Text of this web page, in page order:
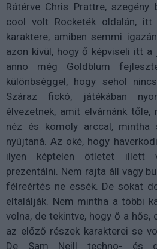
Rátérve Chris Prattre, szegény
cool volt Rocketék oldalán,
karaktere, amiben semmi
azon kívül, hogy ő képviseli itt
anno még Goldblum
különbséggel, hogy sehol
Száraz fickó, játékában
élvezetnek, amit elvárnánk
néz és komoly arccal, mintha
nyújtaná. Az oké, hogy
ilyen képtelen ötletet illett
prezentálni. Nem rajta áll vagy
félreértés ne essék. De sokat
eltalálják. Nem mintha a többi
volna, de tekintve, hogy ő a hős,
az előző részek karakterei se
De Sam Neill techno- és